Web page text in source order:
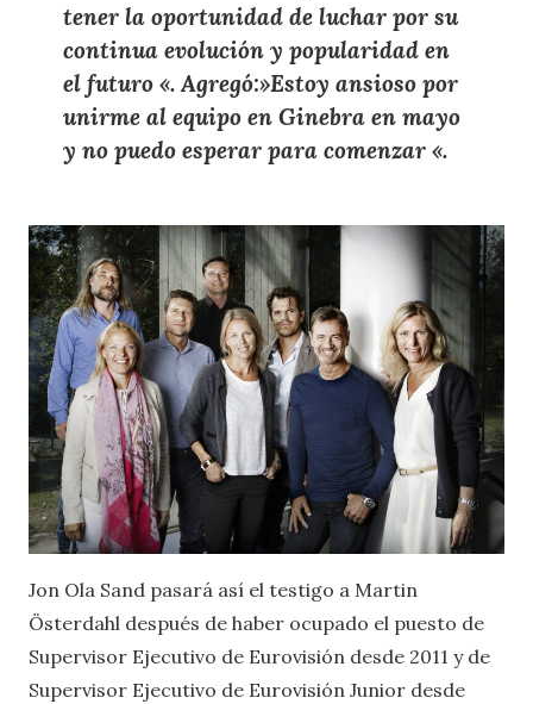
tener la oportunidad de luchar por su
continua evolución y popularidad en
el futuro «. Agregó:»Estoy ansioso por
unirme al equipo en Ginebra en mayo
y no puedo esperar para comenzar «.
Jon Ola Sand pasará así el testigo a Martin
Österdahl después de haber ocupado el puesto de
Supervisor Ejecutivo de Eurovisión desde 2011 y de
Supervisor Ejecutivo de Eurovisión Junior desde